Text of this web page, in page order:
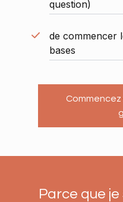
question)
de commencer
bases
Commencez
Parce que